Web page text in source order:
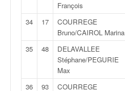
François
34 17
COURREGE
Bruno/CAIROL Marina
35 48
DELAVALLEE
Stéphane/PEGURIE
Max
36 93 COURREGE